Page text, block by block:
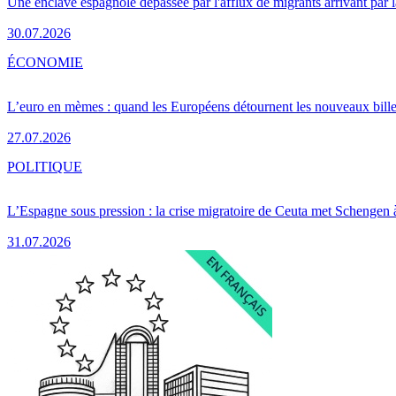
30.07.2026
L’euro en mèmes : quand les Européens détournent les nouveaux
27.07.2026
ÉCONOMIE
L’Espagne sous pression : la crise migratoire de Ceuta met Schengen
31.07.2026
POLITIQUE